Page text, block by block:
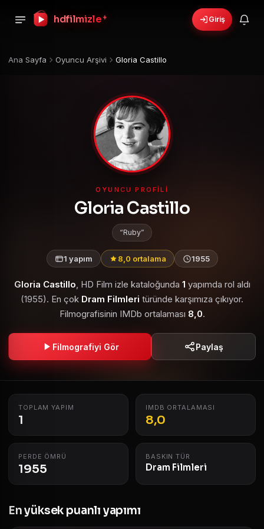
hdfilmizle + Giriş
Ana Sayfa Oyuncu Arşivi Gloria Castillo
OYUNCU PROFILI
Gloria Castillo
Ruby
1 yapım 8,0 ortalama 1955
Gloria Castillo, HD Film izle kataloğunda 1 yapımda rol aldı
(1955). En çok Dram Filmleri türünde karşımıza çıkıyor.
Filmografisinin IMDb ortalaması 8,0.
Filmografiyi Gör Paylaş
TOPLAM YAPIM
1
IMDB ORTALAMASI
8,0
PERDE ÖMRÜ
1955
BASKIN TÜR
Dram Filmleri
En yüksek puanlı yapımı